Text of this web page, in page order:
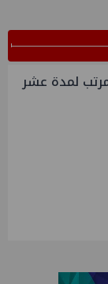
لمدة عشر